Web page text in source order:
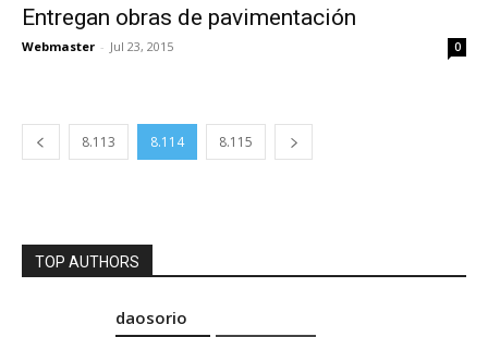
Entregan obras de pavimentación
Webmaster - Jul 23, 2015 0
8.113 8.114 8.115
TOP AUTHORS
daosorio